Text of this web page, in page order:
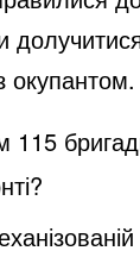
окупантом.
115